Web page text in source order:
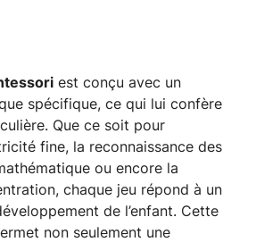
est conçu avec un
spécifique, ce qui lui confère
Que ce soit pour
fine, la reconnaissance des
ou encore la
chaque jeu répond à un
de l’enfant. Cette
non seulement une